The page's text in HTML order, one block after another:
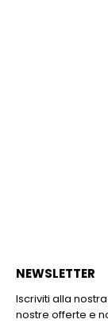
NEWSLETTER
Iscriviti alla
nostre offerte e